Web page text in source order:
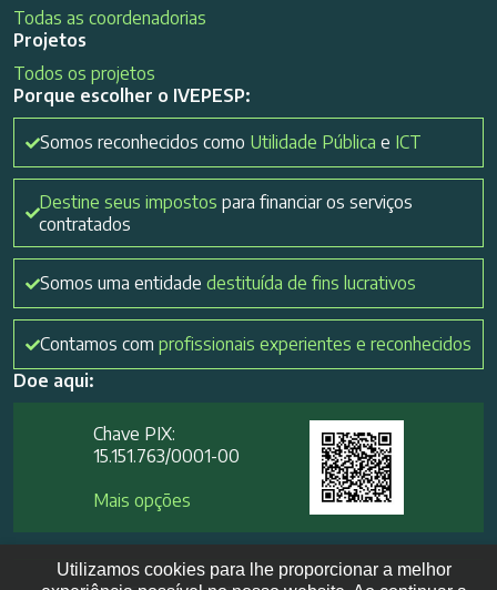
Todas as coordenadorias
Projetos
Todos os projetos
Porque escolher o IVEPESP:
Somos reconhecidos como Utilidade Pública e ICT
Destine seus impostos para financiar os serviços
contratados
Somos uma entidade destituída de fins lucrativos
Contamos com profissionais experientes e reconhecidos
Doe aqui:
Chave PIX:
15.151.763/0001-00​
Mais opções
Utilizamos cookies para lhe proporcionar a melhor